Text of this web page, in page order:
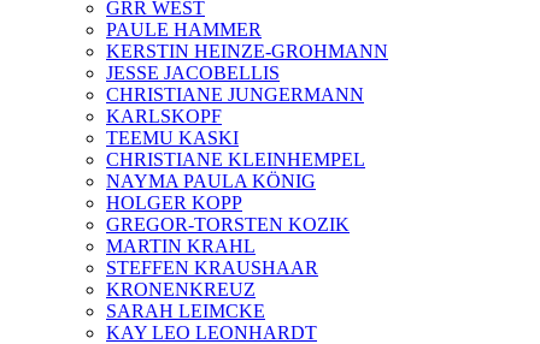
GRR WEST
PAULE HAMMER
KERSTIN HEINZE-GROHMANN
JESSE JACOBELLIS
CHRISTIANE JUNGERMANN
KARLSKOPF
TEEMU KASKI
CHRISTIANE KLEINHEMPEL
NAYMA PAULA KÖNIG
HOLGER KOPP
GREGOR-TORSTEN KOZIK
MARTIN KRAHL
STEFFEN KRAUSHAAR
KRONENKREUZ
SARAH LEIMCKE
KAY LEO LEONHARDT